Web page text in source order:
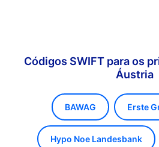
Códigos SWIFT para os
Áustria
BAWAG Erste
Hypo Noe Landesbank